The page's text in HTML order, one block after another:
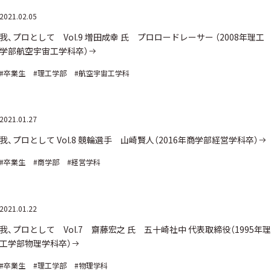
、プロとして Vol.9 増田成幸 氏 プロロードレーサー （2008年理工
部航空宇宙工学科卒）
卒業生 #理工学部 #航空宇宙工学科
、プロとして Vol.8 競輪選手 山崎賢人（2016年商学部経営学科卒）
卒業生 #商学部 #経営学科
、プロとして Vol.7 齋藤宏之 氏 五十崎社中 代表取締役（1995年理
学部物理学科卒）
卒業生 #理工学部 #物理学科